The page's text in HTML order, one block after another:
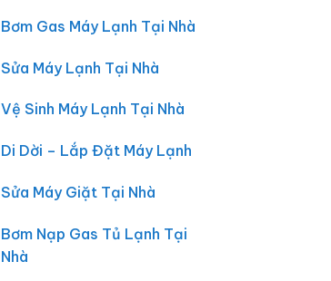
Tín,
Có
Mặt
Nhà
Điện
Lớn
Bơm Gas Máy Lạnh Tại Nhà
Sửa Máy Lạnh Tại Nhà
Vệ Sinh Máy Lạnh Tại Nhà
Di Dời – Lắp Đặt Máy Lạnh
Sửa Máy Giặt Tại Nhà
Bơm Nạp Gas Tủ Lạnh Tại
Nhà